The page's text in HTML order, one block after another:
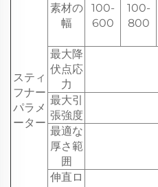
スティ
フナー
パラメ
ーター
素材の
幅
100-
600
100-
800
最大降
伏点応
力
最大引
張強度
最適な
厚さ範
囲
伸直ロ